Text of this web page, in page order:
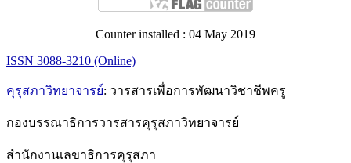
Counter installed : 04 May 2019
ISSN 3088-3210 (Online)
คุรุสภาวิทยาจารย์: วารสารเพื่อการพัฒนาวิชาชีพครู
กองบรรณาธิการวารสารคุรุสภาวิทยาจารย์
สำนักงานเลขาธิการคุรุสภา